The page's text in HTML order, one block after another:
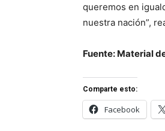
queremos en
nuestra nación”,
Fuente: Material
Comparte esto:
Facebook